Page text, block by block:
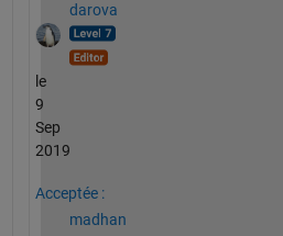
darova
le
9
Sep
2019
Acceptée :
madhan